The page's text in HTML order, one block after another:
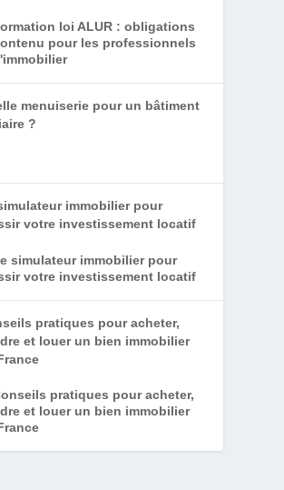
menuiserie pour un bâtiment
?
immobilier pour
votre investissement locatif
pratiques pour acheter,
et louer un bien immobilier